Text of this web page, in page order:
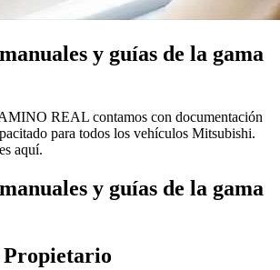
y guías de la gama
REAL contamos con documentación
para todos los vehículos Mitsubishi.
aquí.
y guías de la gama
Propietario